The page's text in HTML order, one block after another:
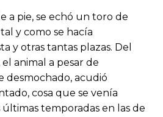
a pie, se echó un toro de
y como se hacía
y otras tantas plazas. Del
el animal a pesar de
desmochado, acudió
cosa que se venía
temporadas en las de